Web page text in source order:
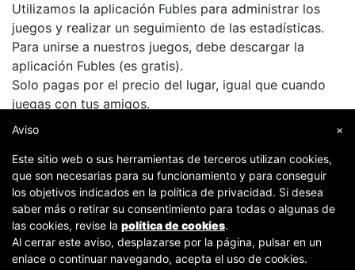
Utilizamos la aplicación Fubles para administrar los
juegos y realizar un seguimiento de las estadísticas.
Para unirse a nuestros juegos, debe descargar la
aplicación Fubles (es gratis).
Solo pagas por el precio del lugar, igual que cuando
juegas con tus amigos.
Copyright © 2007-2026 Fubles Srl, Via Disciplini 18, 20123 Milano - CF/P.IVA 06769730968 - Capitale
sociale €63.675,52 i.v. - Camera di commercio di Milano
×
Aviso
Este sitio web o sus herramientas de terceros utilizan cookies,
que son necesarias para su funcionamiento y para conseguir
los objetivos indicados en la política de privacidad. Si desea
saber más o retirar su consentimiento para todas o algunas de
las cookies, revise la política de cookies.
Al cerrar este aviso, desplazarse por la página, pulsar en un
enlace o continuar navegando, acepta el uso de cookies.